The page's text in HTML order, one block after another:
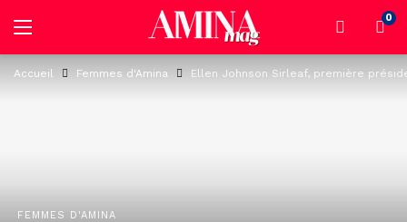
0
Accueil Femmes d'Amina Ellen Johnson Sirleaf, première
FEMMES D'AMINA